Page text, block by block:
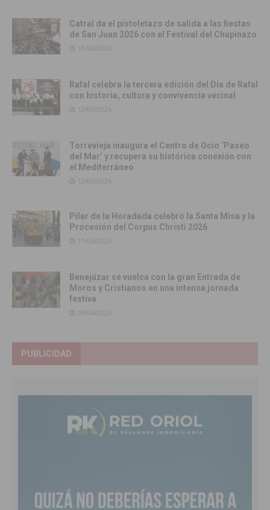
Catral da el pistoletazo de salida a las fiestas
de San Juan 2026 con el Festival del Chupinazo
13/06/2026
Rafal celebra la tercera edición del Día de Rafal
con historia, cultura y convivencia vecinal
13/06/2026
Torrevieja inaugura el Centro de Ocio ‘Paseo
del Mar’ y recupera su histórica conexión con
el Mediterráneo
12/06/2026
Pilar de la Horadada celebró la Santa Misa y la
Procesión del Corpus Christi 2026
11/06/2026
Benejúzar se vuelca con la gran Entrada de
Moros y Cristianos en una intensa jornada
festiva
09/06/2026
PUBLICIDAD